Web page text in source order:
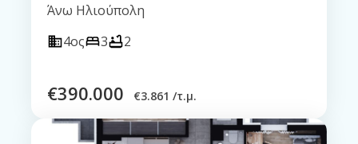
Άνω Ηλιούπολη
4ος
3 2
€390.000 €3.861 /τ.μ.